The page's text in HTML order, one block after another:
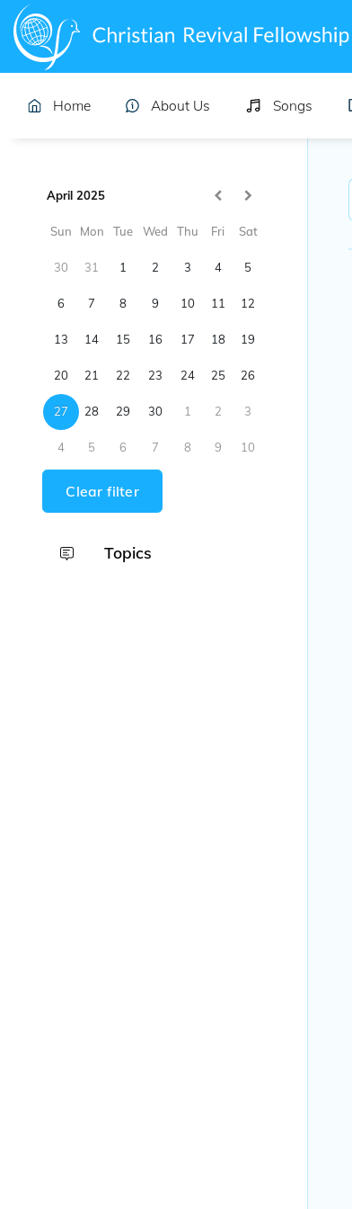
Home About Us Songs
April 2025
Sun Mon Tue Wed Thu Fri Sat
30 31 1 2 3 4 5
6 7 8 9 10 11 12
13 14 15 16 17 18 19
20 21 22 23 24 25 26
27 28 29 30 1 2 3
4 5 6 7 8 9 10
Clear filter
Topics